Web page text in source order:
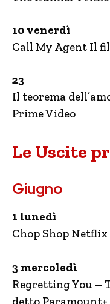
10 venerdì
Call My Agent Il
23
Il teorema
Prime Video
Le Uscite
Giugno
1 lunedì
Chop Shop Netflix
3 mercoledì
Regretting You –